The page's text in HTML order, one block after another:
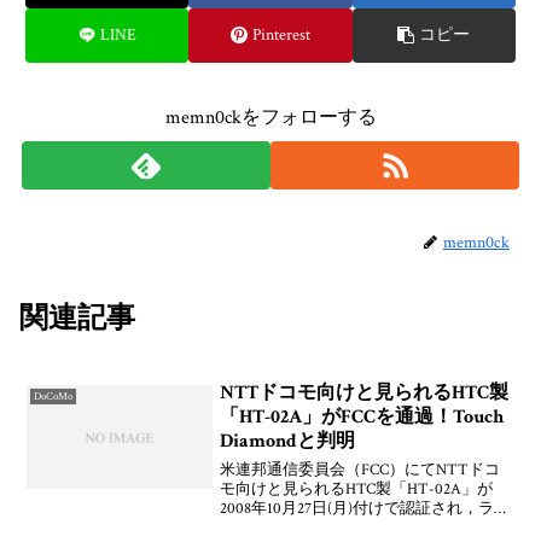
LINE Pinterest コピー
memn0ckをフォローする
memn0ck
関連記事
DoCoMo
NTTドコモ向けと見られるHTC製
「HT-02A」がFCCを通過！Touch
Diamondと判明
米連邦通信委員会（FCC）にてNTTドコ
モ向けと見られるHTC製「HT-02A」が
2008年10月27日(月)付けで認証され，ラベ